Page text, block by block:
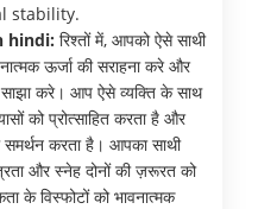
stability.
hindi: रिश्तों में, आपको ऐसे साथी
ऊर्जा की सराहना करे और
करे। आप ऐसे व्यक्ति के साथ
को प्रोत्साहित करता है और
समर्थन करता है। आपका साथी
और स्नेह दोनों की ज़रूरत को
के विस्फोटों को भावनात्मक